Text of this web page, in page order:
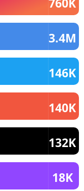
3.4M
146K
140K
132K
18K